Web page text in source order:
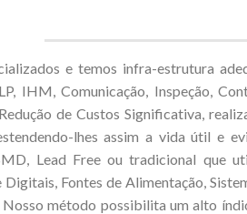
e temos infra-estrutura
IHM, Comunicação, Inspeção,
de Custos Significativa,
lhes assim a vida útil e
Lead Free ou tradicional que
Digitais, Fontes de Alimentação,
método possibilita um alto